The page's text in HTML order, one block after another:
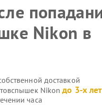
Nikon в
доставкой
Nikonдо 3-х лет
часа